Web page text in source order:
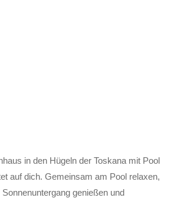
in den Hügeln der Toskana mit Pool
auf dich. Gemeinsam am Pool relaxen,
genießen und